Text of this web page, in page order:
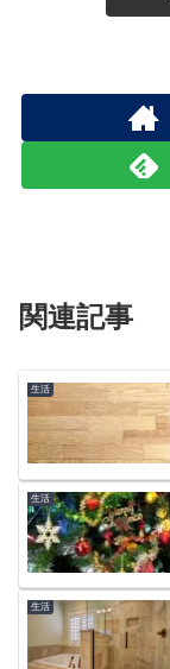
関連記事
生活
生活
生活